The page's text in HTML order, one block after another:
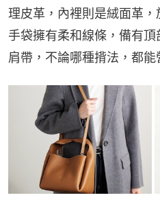
理皮革，內裡則是絨面革，
手袋擁有柔和線條，備有
肩帶，不論哪種揹法，都能